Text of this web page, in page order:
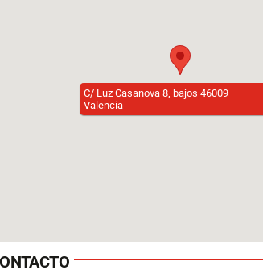
C/ Luz Casanova 8, bajos 46009
Valencia